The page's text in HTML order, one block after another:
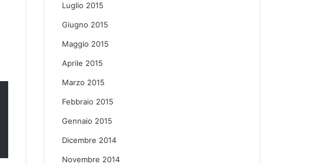
Luglio 2015
Giugno 2015
Maggio 2015
Aprile 2015
Marzo 2015
Febbraio 2015
Gennaio 2015
Dicembre 2014
Novembre 2014